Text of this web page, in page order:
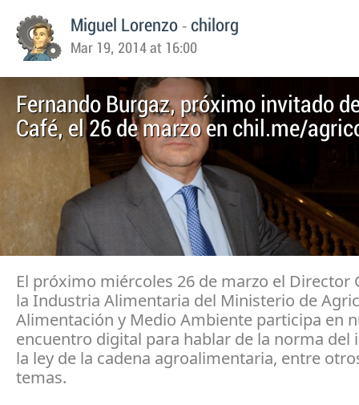
Miguel Lorenzo - chilorg
Mar 19, 2014 at 16:00
Fernando Burgaz, próximo invitado
Café, el 26 de marzo en chil.me/
El próximo miércoles 26 de marzo el Director
la Industria Alimentaria del Ministerio de
Alimentación y Medio Ambiente participa en
encuentro digital para hablar de la norma del
la ley de la cadena agroalimentaria, entre
temas.